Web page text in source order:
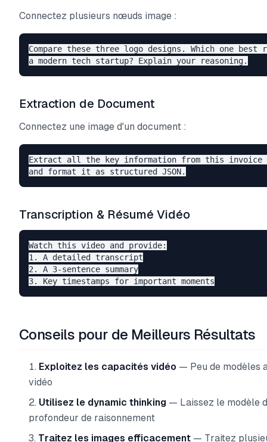
Connectez plusieurs nœuds image :
Compare these three logo designs. Which one best
Extraction de Document
Connectez une image d'un document :
Extract all the key information from this invoice
Transcription & Résumé Vidéo
Watch this video and provide:
1. A detailed transcript
2. A 3-sentence summary
Conseils pour de Meilleurs Résultats
Exploitez les capacités vidéo — Peu de modèles
vidéo
Utilisez le dynamic thinking — Laissez le modèle
profondeur de raisonnement
Traitez les images efficacement — Traitez